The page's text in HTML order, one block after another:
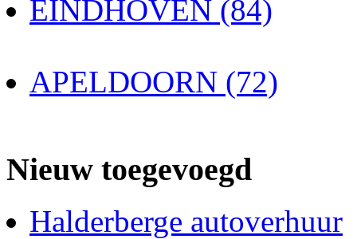
EINDHOVEN (84)
APELDOORN (72)
Nieuw toegevoegd
Halderberge autoverhuur